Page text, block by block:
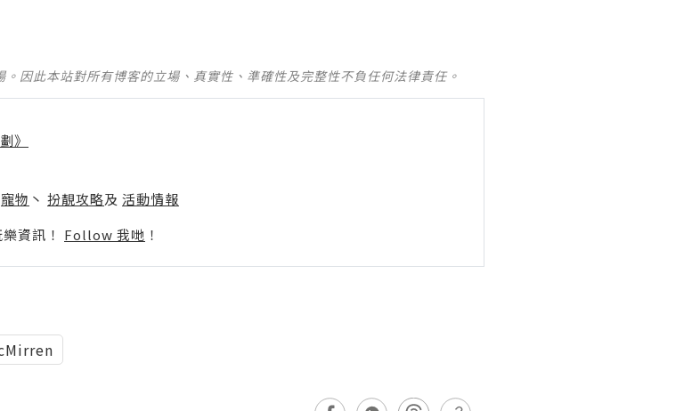
因此本站對所有博客的立場、真實性、準確性及完整性不負任何法律責任。
》
寵物 丶 扮靚攻略及 活動情報
資訊！ Follow 我哋 ！